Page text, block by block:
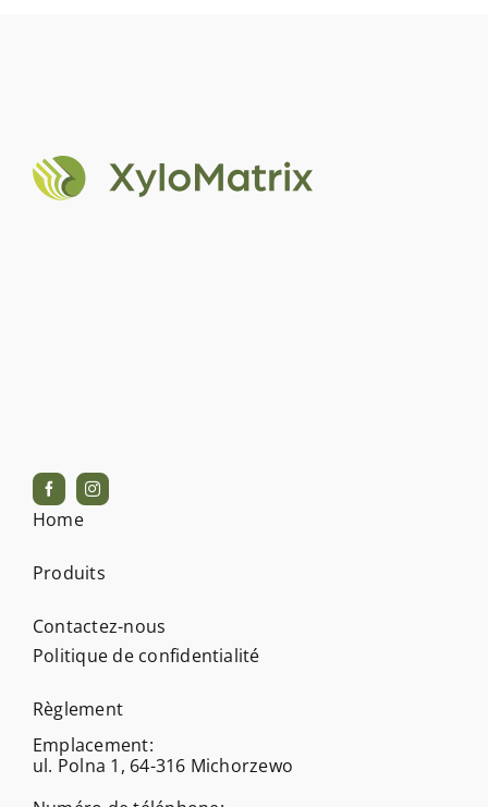
Home
Produits
Contactez-nous
Politique de confidentialité
Règlement
Emplacement:
ul. Polna 1, 64-316 Michorzewo